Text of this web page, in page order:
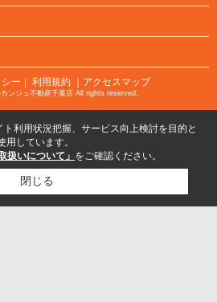
ー ｜ 利用規約 ｜アクセスマップ
ンジュ不動産千葉店 All rights reserved.
利用状況把握、サービス向上検討を目的と
しています。
扱いについて」 をご確認ください。
閉じる